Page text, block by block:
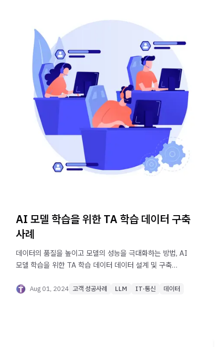
AI 모델 학습을 위한 TA 학습 데이터 구축
사례
데이터의 품질을 높이고 모델의 성능을 극대화하는 방법, AI
모델 학습을 위한 TA 학습 데이터 데이터 설계 및 구축
Aug 01, 2024 고객 성공사례 LLM IT·통신 데이터